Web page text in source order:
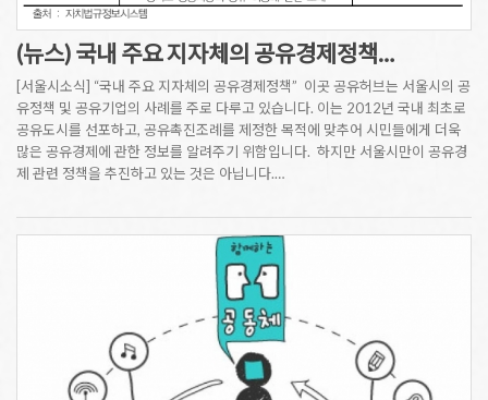
(뉴스) 국내 주요 지자체의 공유경제정책…
[서울시소식] “국내 주요 지자체의 공유경제정책” 이곳 공유허브는 서울시의 공
유정책 및 공유기업의 사례를 주로 다루고 있습니다. 이는 2012년 국내 최초로
공유도시를 선포하고, 공유촉진조례를 제정한 목적에 맞추어 시민들에게 더욱
많은 공유경제에 관한 정보를 알려주기 위함입니다. 하지만 서울시만이 공유경
제 관련 정책을 추진하고 있는 것은 아닙니다.…